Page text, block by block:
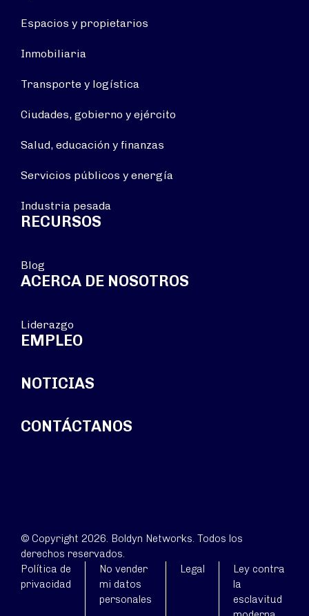
Espacios y propietarios
Inmobiliaria
Transporte y logística
Ciudades, gobierno y ejército
Salud, educación y finanzas
Servicios públicos y energía
Industria pesada
RECURSOS
Blog
ACERCA DE NOSOTROS
Liderazgo
EMPLEO
NOTICIAS
CONTÁCTANOS
© Copyright 2026. Boldyn Networks. Todos los
derechos reservados.
Política de
privacidad
No vender
mi datos
personales
Legal
Ley contra
la
esclavitud